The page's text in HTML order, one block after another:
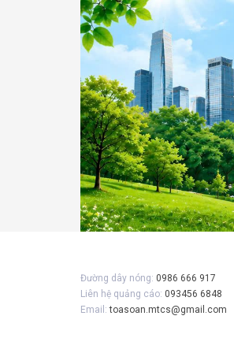
Đường dây nóng: 0986 666 917
Liên hệ quảng cáo: 093456 6848
Email:toasoan.mtcs@gmail.com